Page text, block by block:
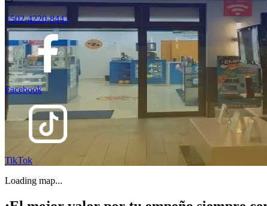
+502-4220-8442
Facebook
TikTok
Loading map...